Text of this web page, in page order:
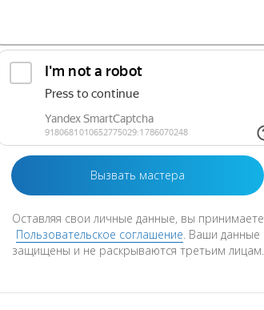
Оставляя свои личные данные, вы принимаете
Пользовательское соглашение. Ваши данные
защищены и не раскрываются третьим лицам.